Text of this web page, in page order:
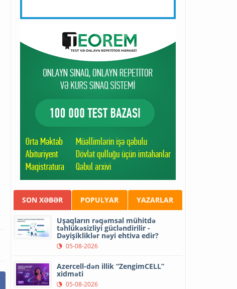
SON XƏBƏR POPULYAR YAZARLAR
Uşaqların rəqəmsal mühitdə
təhlükəsizliyi gücləndirilir -
Dəyişikliklər nəyi ehtiva edir?
05-08-2026
Azercell-dən illik “ZengimCELL”
xidməti
05-08-2026